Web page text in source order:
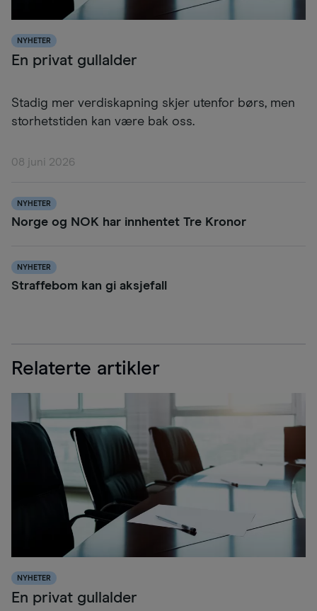
NYHETER
En privat gullalder
Stadig mer verdiskapning skjer utenfor børs, men
storhetstiden kan være bak oss.
08 juni 2026
NYHETER
Norge og NOK har innhentet Tre Kronor
NYHETER
Straffebom kan gi aksjefall
Relaterte artikler
NYHETER
En privat gullalder